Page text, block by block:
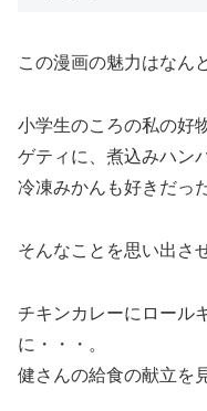
この漫画の魅力はなん
小学生のころの私の好
ゲティに、煮込みハン
冷凍みかんも好きだった
そんなことを思い出さ
チキンカレーにロール
に・・・。
健さんの給食の献立を